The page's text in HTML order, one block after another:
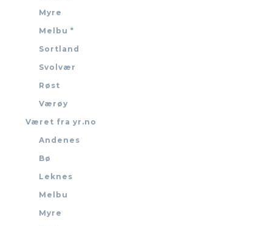
Myre
Melbu *
Sortland
Svolvær
Røst
Værøy
Været fra yr.no
Andenes
Bø
Leknes
Melbu
Myre